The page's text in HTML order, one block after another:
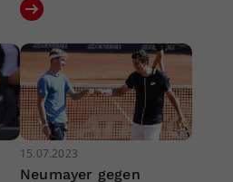
15.07.2023
Neumayer gegen